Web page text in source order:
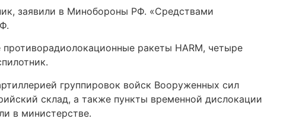
заявили в Минобороны РФ. «Средствами
ракеты HARM, четыре
группировок войск Вооруженных сил
склад, а также пункты временной дислокации
в министерстве.